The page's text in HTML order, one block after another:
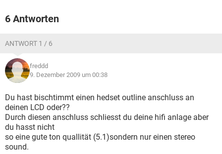
6 Antworten
ANTWORT 1 / 6
freddd
9. Dezember 2009 um 00:38
Du hast bischtimmt einen hedset outline anschluss an
deinen LCD oder??
Durch diesen anschluss schliesst du deine hifi anlage aber
du hasst nicht
so eine gute ton quallität (5.1)sondern nur einen stereo
sound.